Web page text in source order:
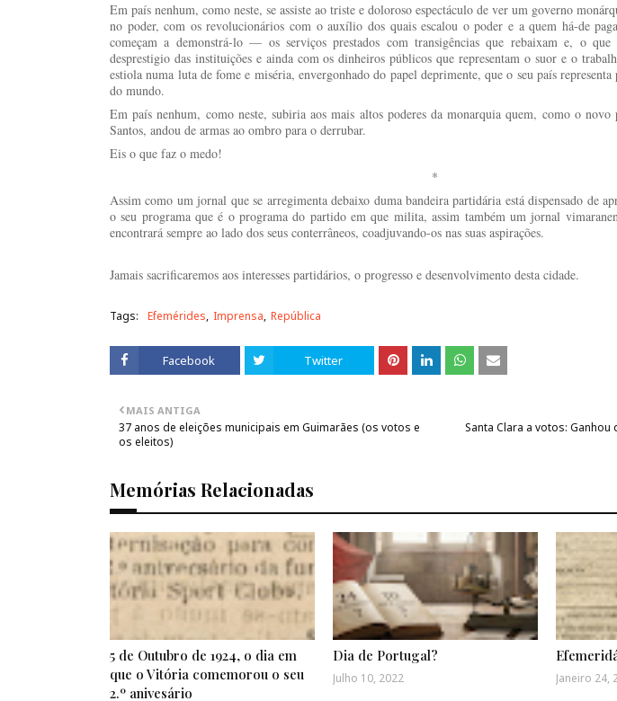
Em país nenhum, como neste, se assiste ao triste e doloroso espectáculo de ver um governo
no poder, com os revolucionários com o auxílio dos quais escalou o poder e a quem há-de
começam a demonstrá-lo — os serviços prestados com transigências que rebaixam e, o
desprestigio das instituições e ainda com os dinheiros públicos que representam o suor e o
estiola numa luta de fome e miséria, envergonhado do papel deprimente, que o seu país representa
do mundo.
Em país nenhum, como neste, subiria aos mais altos poderes da monarquia quem, como o
Santos, andou de armas ao ombro para o derrubar.
Eis o que faz o medo!
*
Assim como um jornal que se arregimenta debaixo duma bandeira partidária está dispensado de
o seu programa que é o programa do partido em que milita, assim também um jornal
encontrará sempre ao lado dos seus conterrâneos, coadjuvando-os nas suas aspirações.
Jamais sacrificaremos aos interesses partidários, o progresso e desenvolvimento desta cidade.
Tags: Efemérides Imprensa República
Facebook Twitter
Santa Clara a votos:
MAIS ANTIGA
37 anos de eleições municipais em Guimarães (os votos e
os eleitos)
Memórias Relacionadas
5 de Outubro de 1924, o dia em
que o Vitória comemorou o seu
2.º anivesário
Dia de Portugal?
Julho 10, 2022 Janeiro 24,